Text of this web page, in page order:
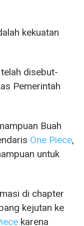
kekuatan
disebut-
Pemerintah
Buah
One Piece,
untuk
di chapter
kejutan ke
karena